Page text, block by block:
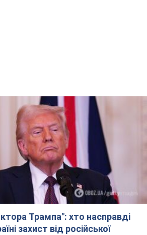
Трампа": хто насправді
захист від російської